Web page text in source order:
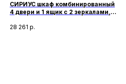
СИРИУС шкаф комбинированный
4 двери и 1 ящик с 2 зеркалами,
28 261 р.